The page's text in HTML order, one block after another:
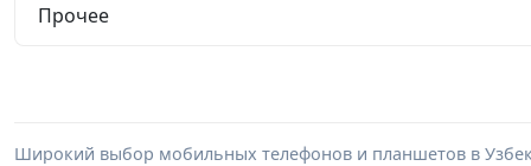
Прочее
Широкий выбор мобильных телефонов и планшетов в